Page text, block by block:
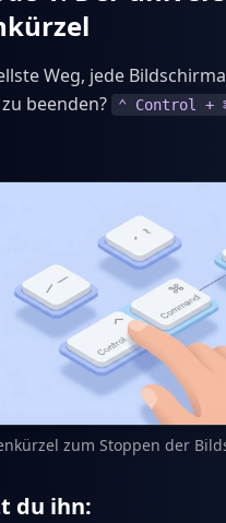
Weg, jede
beenden?
⌃ Control + ⌘
zum Stoppen der
du ihn: